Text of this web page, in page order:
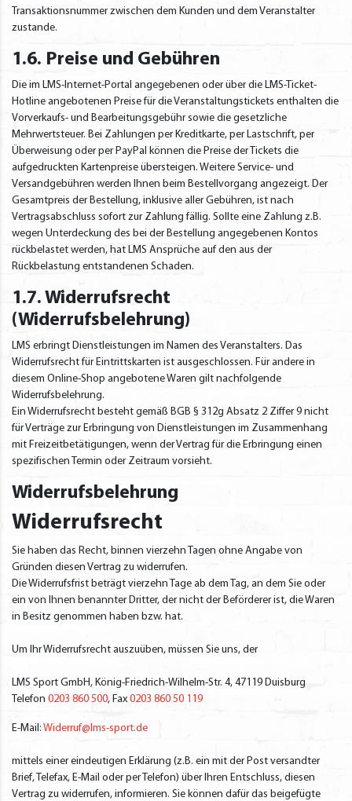
Transaktionsnummer zwischen dem Kunden und dem Veranstalter
zustande.
1.6. Preise und Gebühren
Die im LMS-Internet-Portal angegebenen oder über die LMS-Ticket-
Hotline angebotenen Preise für die Veranstaltungstickets enthalten die
Vorverkaufs- und Bearbeitungsgebühr sowie die gesetzliche
Mehrwertsteuer. Bei Zahlungen per Kreditkarte, per Lastschrift, per
Überweisung oder per PayPal können die Preise der Tickets die
aufgedruckten Kartenpreise übersteigen. Weitere Service- und
Versandgebühren werden Ihnen beim Bestellvorgang angezeigt. Der
Gesamtpreis der Bestellung, inklusive aller Gebühren, ist nach
Vertragsabschluss sofort zur Zahlung fällig. Sollte eine Zahlung z.B.
wegen Unterdeckung des bei der Bestellung angegebenen Kontos
rückbelastet werden, hat LMS Ansprüche auf den aus der
Rückbelastung entstandenen Schaden.
1.7. Widerrufsrecht
(Widerrufsbelehrung)
LMS erbringt Dienstleistungen im Namen des Veranstalters. Das
Widerrufsrecht für Eintrittskarten ist ausgeschlossen. Für andere in
diesem Online-Shop angebotene Waren gilt nachfolgende
Widerrufsbelehrung.
Ein Widerrufsrecht besteht gemäß BGB § 312g Absatz 2 Ziffer 9 nicht
für Verträge zur Erbringung von Dienstleistungen im Zusammenhang
mit Freizeitbetätigungen, wenn der Vertrag für die Erbringung einen
spezifischen Termin oder Zeitraum vorsieht.
Widerrufsbelehrung
Widerrufsrecht
Sie haben das Recht, binnen vierzehn Tagen ohne Angabe von
Gründen diesen Vertrag zu widerrufen.
Die Widerrufsfrist beträgt vierzehn Tage ab dem Tag, an dem Sie oder
ein von Ihnen benannter Dritter, der nicht der Beförderer ist, die Waren
in Besitz genommen haben bzw. hat.
Um Ihr Widerrufsrecht auszuüben, müssen Sie uns, der
LMS Sport GmbH, König-Friedrich-Wilhelm-Str. 4, 47119 Duisburg
Telefon 0203 860 500, Fax 0203 860 50 119
E-Mail: Widerruf@lms-sport.de
mittels einer eindeutigen Erklärung (z.B. ein mit der Post versandter
Brief, Telefax, E-Mail oder per Telefon) über Ihren Entschluss, diesen
Vertrag zu widerrufen, informieren. Sie können dafür das beigefügte